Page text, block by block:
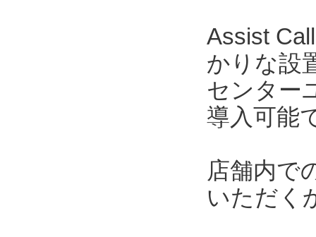
Assist
かりな設
センター
導入可能
店舗内で
いただく